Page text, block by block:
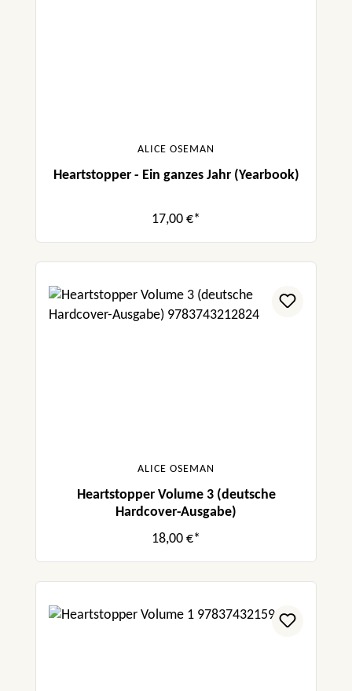
ALICE OSEMAN
Heartstopper - Ein ganzes Jahr (Yearbook)
17,00 €*
ALICE OSEMAN
Heartstopper Volume 3 (deutsche
Hardcover-Ausgabe)
18,00 €*